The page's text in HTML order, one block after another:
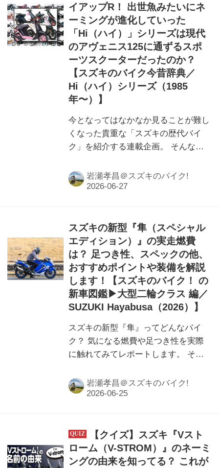
イアップR！ 出世魚みたいにネ
ーミングが進化していった
「Hi（ハイ）」シリーズは現代
のアヴェニス125に通ずるスポ
ーツスクーターだったのか？
【スズキのバイク今昔辞典／
Hi（ハイ）シリーズ（1985
年〜）】
今となってはなかなか見ることが難し
くなった貴重な「スズキの歴代バイ
ク」を紹介する連載企画。 そんなス
もし「今のバイクに例えるなら…？」
と、編集部 岩瀬が独断と偏見で選ん
た2スト原付スクーター「Hi（ハ
イ）」シリーズの登場です。
岩瀬孝昌＠スズキのバイク!
スズキの新型『隼（スペシャル
エディション）』の実走燃費
は？ 足つき性、スペックの他、
おすすめポイントや装備を解説
します！【スズキのバイク！ の
新車図鑑▶大型二輪クラス 編／
SUZUKI Hayabusa（2026）】
スズキの新型『隼』ってどんなバイ
ク？ 気になる燃費や足つき性を実際
に触れてみてレポートします。 その
詳しくお届け！
岩瀬孝昌＠スズキのバイク!
【クイズ】スズキ『Vスト
ローム（V-STROM）』のネーミ
ングの由来を知ってる？ これが